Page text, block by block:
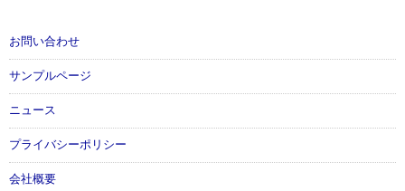
お問い合わせ
サンプルページ
ニュース
プライバシーポリシー
会社概要